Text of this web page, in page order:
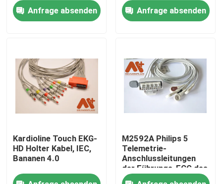
Qualitätskontrolle
Nachrichten
Geduldiges Kabel ECG
Patientenmonitorkabel
wiederverwendbarer spo2-sensor
Anfrage absenden
Anfrage absenden
Kardioline Touch EKG-
HD Holter Kabel, IEC,
Bananen 4.0
M2592A Philips 5
Telemetrie-
Anschlussleitungen
der Führungs-ECG des
Kabel-CFS- für